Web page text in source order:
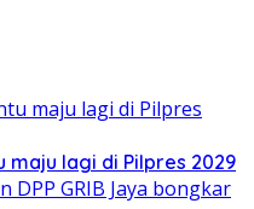
maju lagi di Pilpres 2029